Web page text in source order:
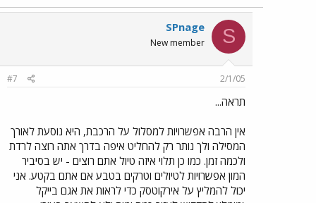
S
SPnage
New member
2/1/05
#7
תראה...
אין הרבה אפשרויות למסלול על הרכבת, היא נוסעת לאורך
המסילה ולך נותר רק להחליט איפה בדרך אתה רוצה לרדת
ולכמה זמן. כמו כן תלוי איזה טיול אתם רוצים - יש בסיביר
המון אפשרויות לטיולים וטרקים בטבע אם אתם בקטע. אני
יכול להמליץ על אירקוטסק כדי לראות את אגם בייקל